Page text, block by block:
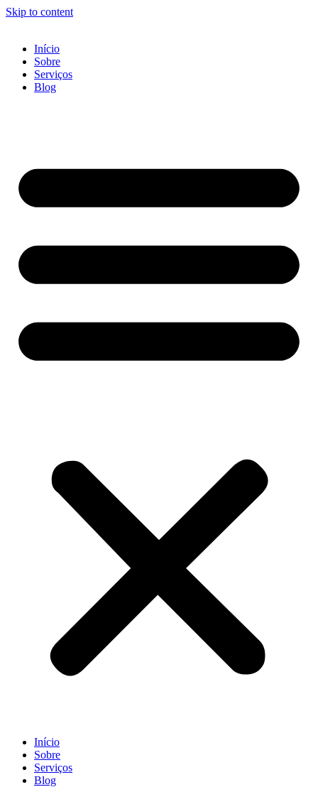
Skip to content
Início
Sobre
Serviços
Blog
Início
Sobre
Serviços
Blog